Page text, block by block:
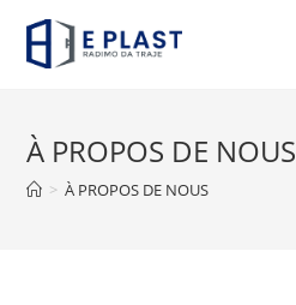
À PROPOS DE NOUS
> À PROPOS DE NOUS